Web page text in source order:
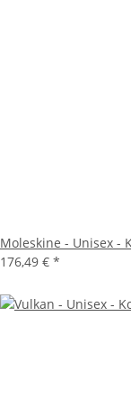
Moleskine - Unisex -
176,49 € *